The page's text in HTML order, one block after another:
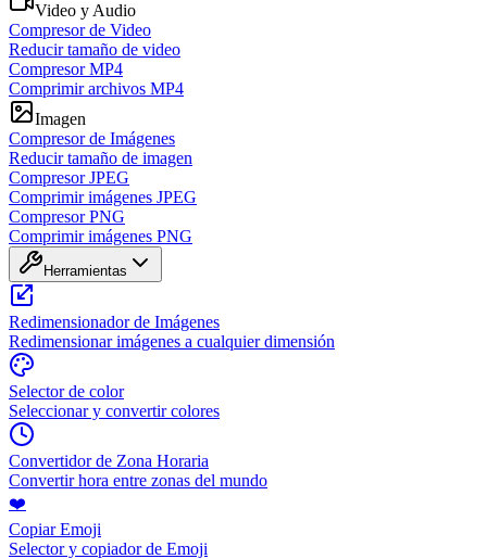
Video y Audio
Compresor de Video
Reducir tamaño de video
Compresor MP4
Comprimir archivos MP4
Imagen
Compresor de Imágenes
Reducir tamaño de imagen
Compresor JPEG
Comprimir imágenes JPEG
Compresor PNG
Comprimir imágenes PNG
Herramientas
Redimensionador de Imágenes
Redimensionar imágenes a cualquier dimensión
Selector de color
Seleccionar y convertir colores
Convertidor de Zona Horaria
Convertir hora entre zonas del mundo
❤️
Copiar Emoji
Selector y copiador de Emoji